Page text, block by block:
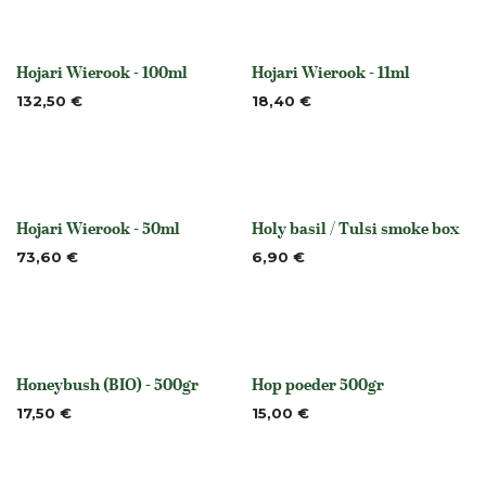
Niet op voorraad
Hojari Wierook - 100ml
132,50 € None
Hojari Wierook - 11ml
18,40 €
None
Hojari Wierook - 50ml
73,60 € None
Holy basil / Tulsi smoke box
6,90 €
None
Honeybush (BIO) - 500gr
17,50 € None
Hop poeder 500gr
15,00 €